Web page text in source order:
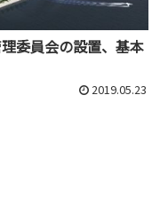
委員会の設置、基本
2019.05.23